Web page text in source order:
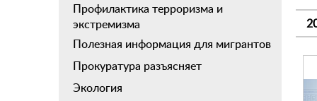
Профилактика терроризма и
экстремизма
Полезная информация для мигрантов
Прокуратура разъясняет
Экология